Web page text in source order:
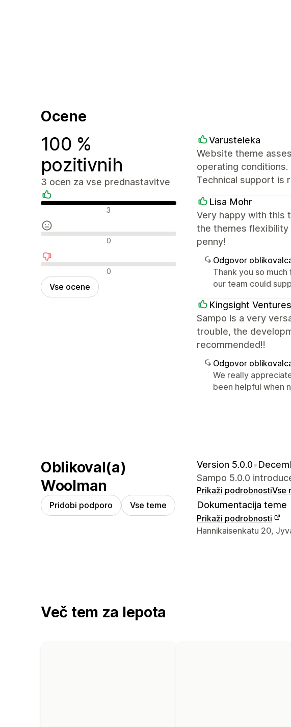
Ocene
100 %
pozitivnih
3 ocen za vse prednastavitve
Pozitivne ocene 3
Nevtralne ocene 0
Negativne ocene 0
Vse ocene
Varusteleka
Website theme
operating
Technical support is
Lisa Mohr
Very happy with this
the themes flexibility
penny!
Odgovor
Thank you so much
our team could
Kingsight Ventures
Sampo is a very
trouble, the
recommended!!
Odgovor
We really
been helpful when
Oblikoval(a)
Woolman
Pridobi podporo Vse teme
Version 5.0.0•
Sampo 5.0.0
Prikaži podrobnostiVse
Dokumentacija teme
Prikaži podrobnosti
Podatki za stik z
Hannikaisenkatu 20,
Več tem za lepota